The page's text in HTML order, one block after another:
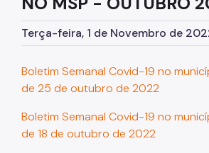
Terça-feira, 1 de Novembro de
Boletim Semanal Covid-19 no
de 25 de outubro de 2022
Boletim Semanal Covid-19 no
de 18 de outubro de 2022